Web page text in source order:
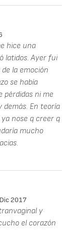
hice una
latidos. Ayer fui
la emoción
se había
pérdidas ni me
demás. En teoría
nose q creer q
mucho
2017
y
el corazón